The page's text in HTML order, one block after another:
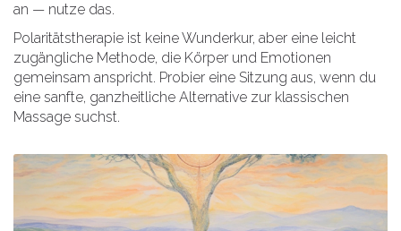
an — nutze das.
Polaritätstherapie ist keine Wunderkur, aber eine leicht
zugängliche Methode, die Körper und Emotionen
gemeinsam anspricht. Probier eine Sitzung aus, wenn du
eine sanfte, ganzheitliche Alternative zur klassischen
Massage suchst.